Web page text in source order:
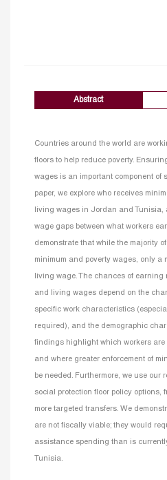
Abstract
Countries around the world are
floors to help reduce poverty.
wages is an important component of
paper, we explore who receives
living wages in Jordan and Tunisia,
wage gaps between what workers
demonstrate that while the majority
minimum and poverty wages, only a
living wage. The chances of earning
and living wages depend on the
specific work characteristics
required), and the demographic
findings highlight which workers are
and where greater enforcement of
be needed. Furthermore, we use our
social protection floor policy options,
more targeted transfers. We
are not fiscally viable; they would
assistance spending than is
Tunisia.